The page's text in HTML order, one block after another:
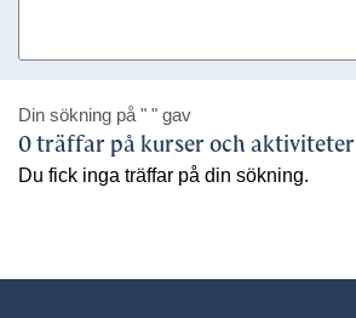
Din sökning på " " gav
0 träffar på kurser och aktiviteter
Du fick inga träffar på din sökning.